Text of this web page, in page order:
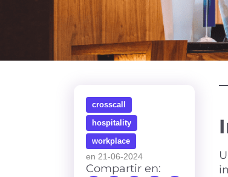
crosscall
hospitality
workplace
en 21-06-2024
Compartir en: